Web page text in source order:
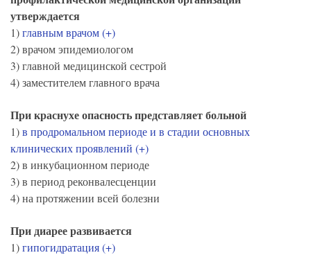
утверждается
1)главным врачом (+)
2) врачом эпидемиологом
3) главной медицинской сестрой
4) заместителем главного врача
При краснухе опасность представляет больной
1)в продромальном периоде и в стадии основных
клинических проявлений (+)
2) в инкубационном периоде
3) в период реконвалесценции
4) на протяжении всей болезни
При диарее развивается
1)гипогидратация (+)